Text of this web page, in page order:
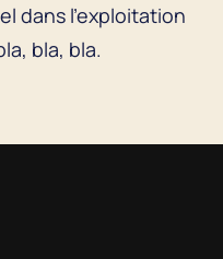
dans l’exploitation
bla, bla.